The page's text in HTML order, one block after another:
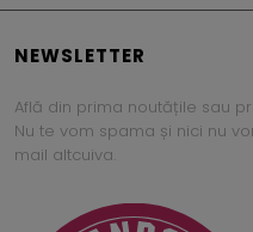
NEWSLETTER
Află din prima noutățile sau
Nu te vom spama și nici nu
mail altcuiva.